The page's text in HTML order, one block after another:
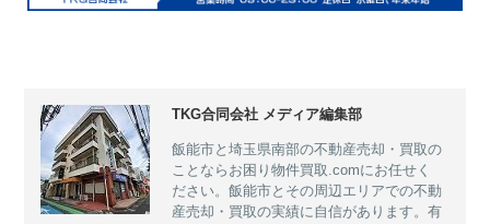
TKG合同会社 メディア編集部
飯能市と埼玉県南部の不動産売却・買取の
ことならお困り物件買取.comにお任せく
ださい。飯能市とその周辺エリアでの不動
産売却・買取の実績に自信があります。有